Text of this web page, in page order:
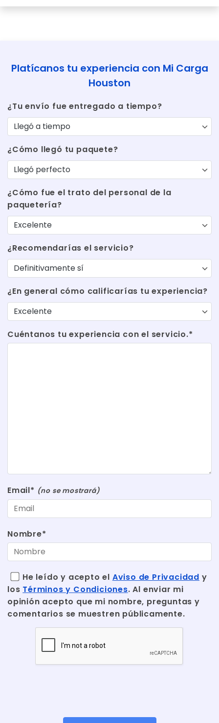
Platícanos tu experiencia con Mi Carga
Houston
¿Tu envío fue entregado a tiempo?
¿Cómo llegó tu paquete?
¿Cómo fue el trato del personal de la
paquetería?
¿Recomendarías el servicio?
¿En general cómo calificarías tu experiencia?
Cuéntanos tu experiencia con el servicio.*
Email* (no se mostrará)
Nombre*
He leído y acepto el Aviso de Privacidad y
los Términos y Condiciones. Al enviar mi
opinión acepto que mi nombre, preguntas y
comentarios se muestren públicamente.